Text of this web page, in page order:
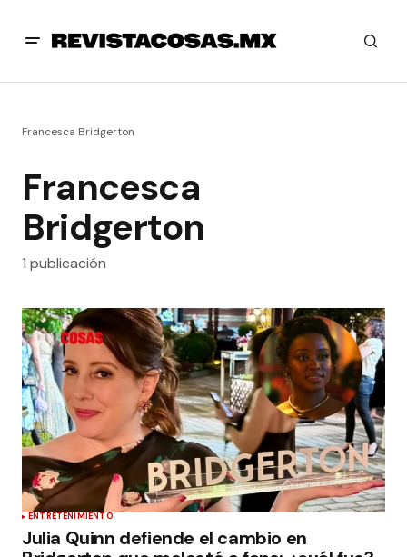
Francesca Bridgerton
Francesca
Bridgerton
1 publicación
ENTRETENIMIENTO
Julia Quinn defiende el cambio en